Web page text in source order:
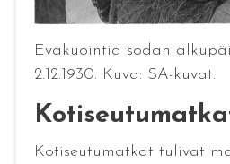
Evakuointia sodan
2.12.1930. Kuva: SA-kuvat.
Kotiseutumatkat tulivat